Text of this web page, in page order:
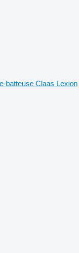
batteuse Claas Lexion